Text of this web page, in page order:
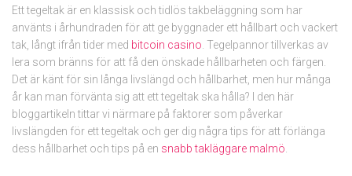
Ett tegeltak är en klassisk och tidlös takbeläggning som har
använts i århundraden för att ge byggnader ett hållbart och vackert
tak, långt ifrån tider med bitcoin casino . Tegelpannor tillverkas av
lera som bränns för att få den önskade hållbarheten och färgen.
Det är känt för sin långa livslängd och hållbarhet, men hur många
år kan man förvänta sig att ett tegeltak ska hålla? I den här
bloggartikeln tittar vi närmare på faktorer som påverkar
livslängden för ett tegeltak och ger dig några tips för att förlänga
dess hållbarhet och tips på en snabb takläggare malmö